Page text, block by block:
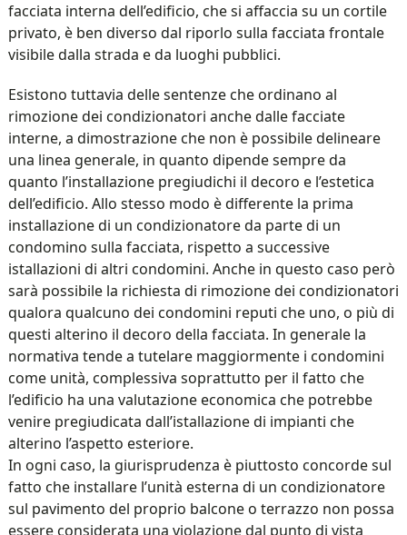
facciata interna dell’edificio, che si affaccia su un cortile
privato, è ben diverso dal riporlo sulla facciata frontale
visibile dalla strada e da luoghi pubblici.
Esistono tuttavia delle sentenze che ordinano al
rimozione dei condizionatori anche dalle facciate
interne, a dimostrazione che non è possibile delineare
una linea generale, in quanto dipende sempre da
quanto l’installazione pregiudichi il decoro e l’estetica
dell’edificio. Allo stesso modo è differente la prima
installazione di un condizionatore da parte di un
condomino sulla facciata, rispetto a successive
istallazioni di altri condomini. Anche in questo caso però
sarà possibile la richiesta di rimozione dei condizionatori
qualora qualcuno dei condomini reputi che uno, o più di
questi alterino il decoro della facciata. In generale la
normativa tende a tutelare maggiormente i condomini
come unità, complessiva soprattutto per il fatto che
l’edificio ha una valutazione economica che potrebbe
venire pregiudicata dall’istallazione di impianti che
alterino l’aspetto esteriore.
In ogni caso, la giurisprudenza è piuttosto concorde sul
fatto che installare l’unità esterna di un condizionatore
sul pavimento del proprio balcone o terrazzo non possa
essere considerata una violazione dal punto di vista